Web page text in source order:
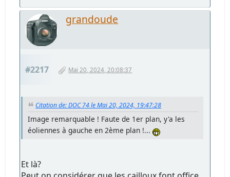
grandoude
#2217 Mai 20, 2024, 20:08:37
Citation de: DOC 74 le Mai 20, 2024, 19:47:28
Image remarquable ! Faute de 1er plan, y'a les
éoliennes à gauche en 2ème plan !...
Et là?